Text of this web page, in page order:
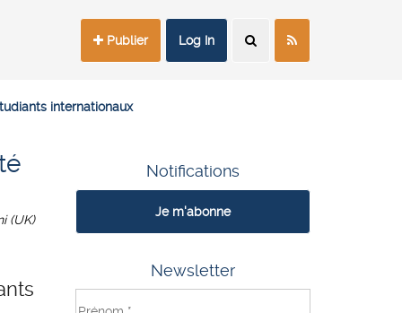
Publier Log In
internationaux
(UK)
Notifications
Je m'abonne
Newsletter